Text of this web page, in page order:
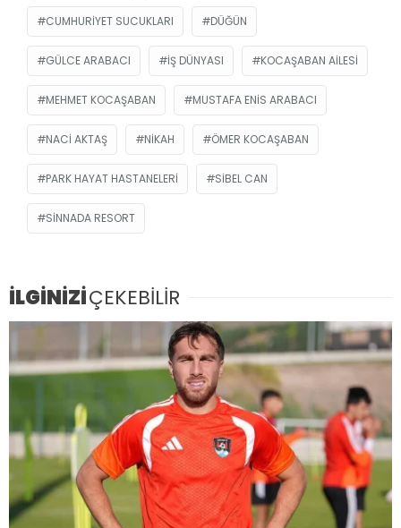
CUMHURIYET SUCUKLARI DÜĞÜN
GÜLCE ARABACI IŞ DÜNYASI KOCAŞABAN AILESI
MEHMET KOCAŞABAN MUSTAFA ENIS ARABACI
NACI AKTAŞ NIKAH ÖMER KOCAŞABAN
PARK HAYAT HASTANELERI SIBEL CAN
SINNADA RESORT
İLGİNİZİÇEKEBİLİR